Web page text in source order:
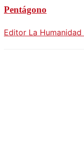
Pentágono
Editor La Humanidad